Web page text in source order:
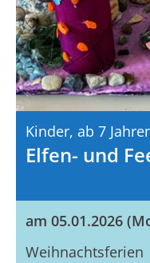
Kinder, Ab 7
Elfen- und
am 05.01.2026
Weihnachtsferien